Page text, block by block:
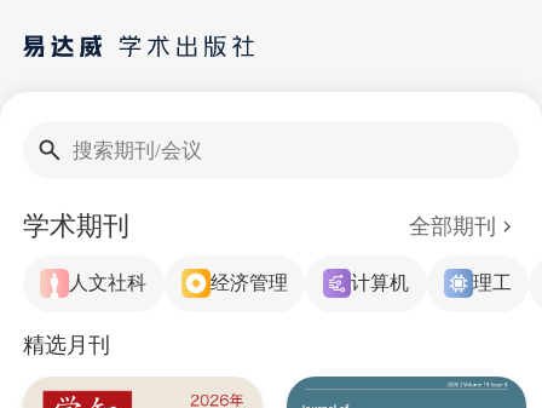
搜索期刊/会议
学术期刊 全部期刊
人文社科 经济管理 计算机 理工
精选月刊